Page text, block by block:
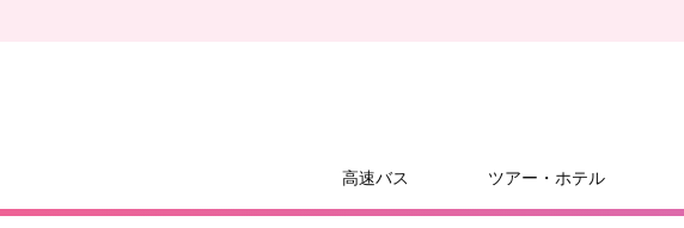
高速バス ツアー・ホテル